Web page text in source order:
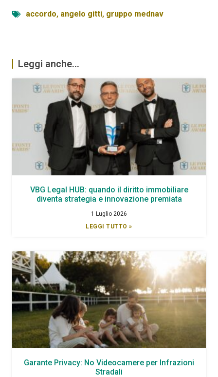
accordo, angelo gitti, gruppo mednav
Leggi anche...
VBG Legal HUB: quando il diritto immobiliare
diventa strategia e innovazione premiata
1 Luglio 2026
LEGGI TUTTO »
Garante Privacy: No Videocamere per Infrazioni
Stradali